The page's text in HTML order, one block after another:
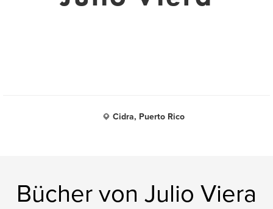
Cidra, Puerto Rico
Bücher von Julio Viera